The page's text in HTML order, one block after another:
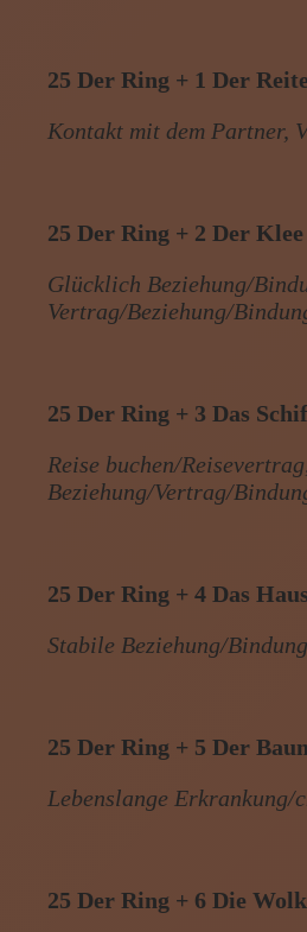
25 Der Ring + 1 Der
Kontakt mit dem Partner,
25 Der Ring + 2 Der Klee
Glücklich Beziehung/
Vertrag/Beziehung/
25 Der Ring + 3 Das
Reise buchen/
Beziehung/Vertrag/
25 Der Ring + 4 Das Haus
Stabile Beziehung/
25 Der Ring + 5 Der
Lebenslange Erkrankung/
25 Der Ring + 6 Die